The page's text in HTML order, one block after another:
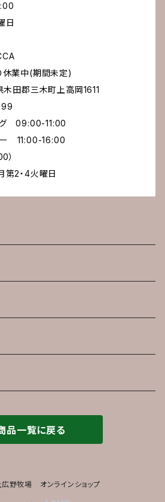
日
業中(期間未定)
田郡三木町上高岡1611
グ 09:00-11:00
16:00
）
第2・4火曜日
品一覧に戻る
野牧場 オンラインショップ